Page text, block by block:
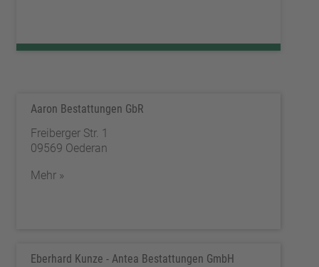
Aaron Bestattungen GbR
Freiberger Str. 1
09569 Oederan
Mehr »
Eberhard Kunze - Antea Bestattungen GmbH